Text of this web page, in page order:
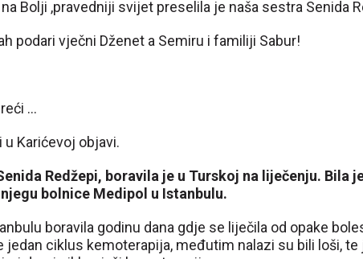
Bolji ,pravedniji svijet preselila je naša sestra Senida
podari vječni Dženet a Semiru i familiji Sabur!
…
u Karićevoj objavi.
Redžepi, boravila je u Turskoj na liječenju. Bila
bolnice Medipol u Istanbulu.
boravila godinu dana gdje se liječila od opake
jedan ciklus kemoterapija, međutim nalazi su bili loši, te